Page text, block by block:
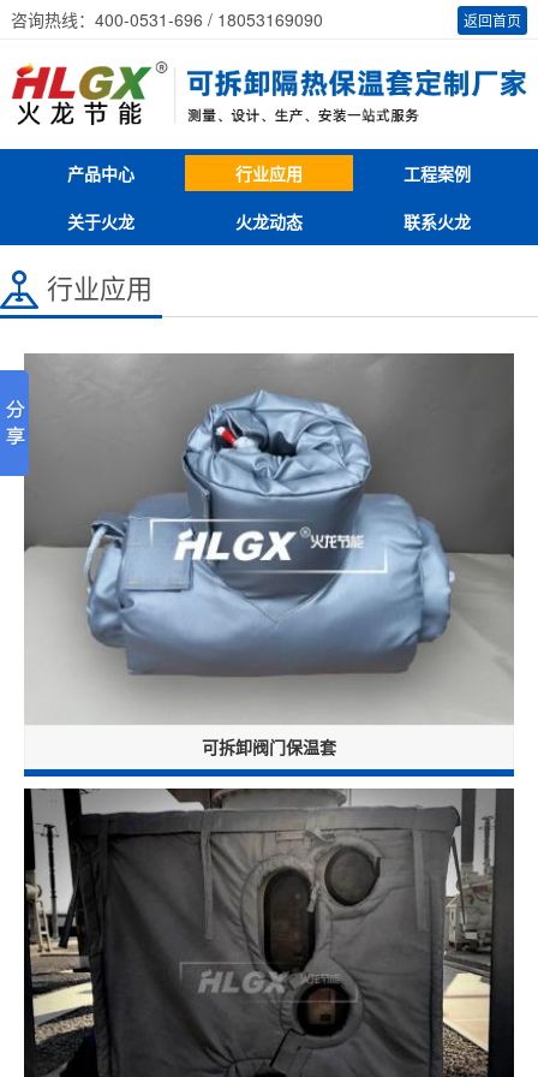
返回首页
咨询热线：400-0531-696 / 18053169090
产品中心 行业应用
工程案例
关于火龙
火龙动态 联系火龙
行业应用
可拆卸阀门保温套